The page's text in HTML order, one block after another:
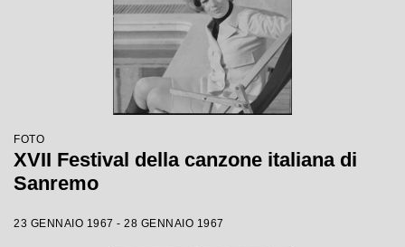
FOTO
XVII Festival della canzone italiana di
Sanremo
23 GENNAIO 1967 - 28 GENNAIO 1967